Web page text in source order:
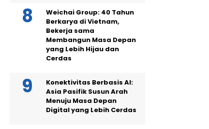
Weichai Group: 40 Tahun
Berkarya di Vietnam,
Bekerja sama
Membangun Masa Depan
yang Lebih Hijau dan
Cerdas
Konektivitas Berbasis AI:
Asia Pasifik Susun Arah
Menuju Masa Depan
Digital yang Lebih Cerdas